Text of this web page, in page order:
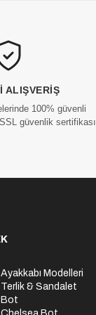
ALIŞVERIŞ
100% güvenli
güvenlik sertifikası
Modelleri
Terlik & Sandalet
Bot